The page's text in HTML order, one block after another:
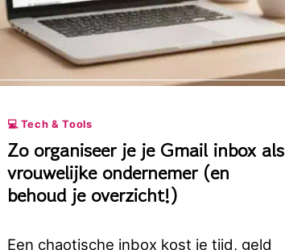
EROVER
HEEFT)
💻 Tech & Tools
Zo organiseer je je Gmail inbox als
vrouwelijke ondernemer (en
behoud je overzicht!)
Een chaotische inbox kost je tijd, geld